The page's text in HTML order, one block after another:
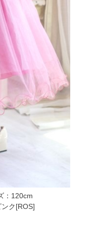
：120cm
ク[ROS]